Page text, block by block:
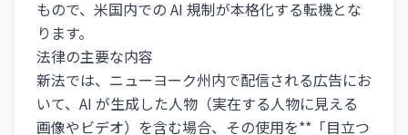
もので、米国内での AI 規制が本格化する転機とな
ります。
法律の主要な内容
新法では、ニューヨーク州内で配信される広告にお
いて、AI が生成した人物（実在する人物に見える
画像やビデオ）を含む場合、その使用を**「目立つ